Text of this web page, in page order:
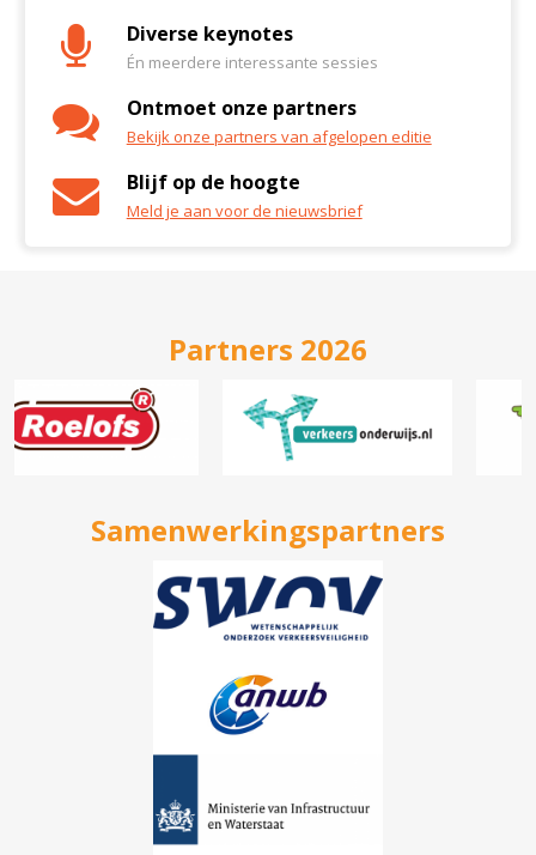
Diverse keynotes
Én meerdere interessante sessies
Ontmoet onze partners
Bekijk onze partners van afgelopen editie
Blijf op de hoogte
Meld je aan voor de nieuwsbrief
Partners 2026
Samenwerkingspartners